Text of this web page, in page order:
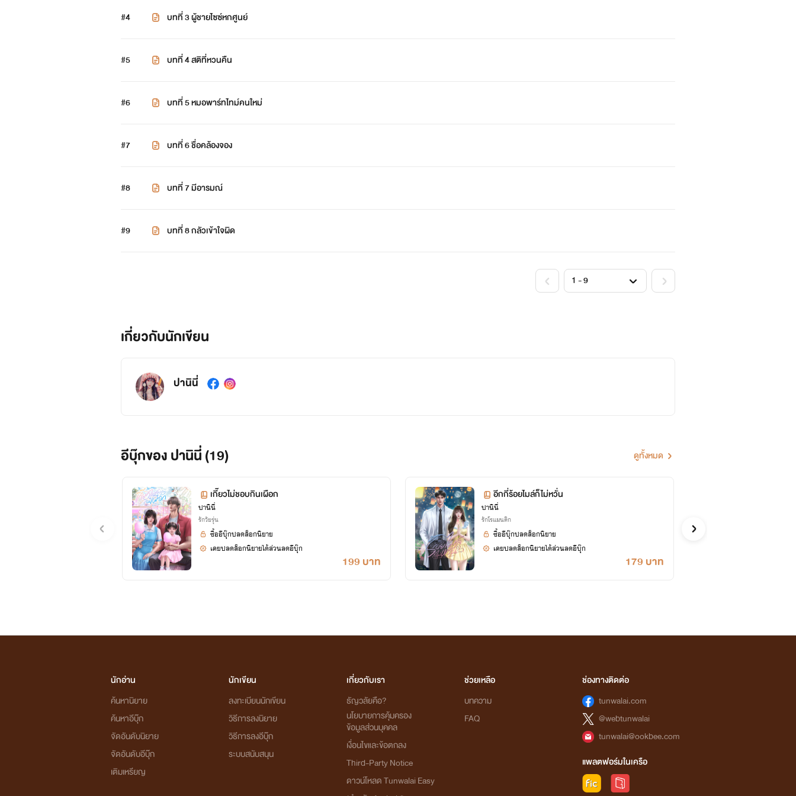
#4 บทที่ 3 ผู้ชายไซซ์หกศูนย์
#5 บทที่ 4 สติที่หวนคืน
#6 บทที่ 5 หมอพาร์ทไทม์คนใหม่
#7 บทที่ 6 ชื่อคล้องจอง
#8 บทที่ 7 มีอารมณ์
#9 บทที่ 8 กลัวเข้าใจผิด
เกี่ยวกับนักเขียน
ปานินี่
อีบุ๊กของ ปานินี่ (19) ดูทั้งหมด
เกี๊ยวไม่ชอบกินเผือก
ปานินี่
รักวัยรุ่น
199 บาท
ซื้ออีบุ๊กปลดล็อกนิยาย
เคยปลดล็อกนิยายได้ส่วนลดอีบุ๊ก
อีกกี่ร้อยไมล์ก็ไม่หวั่น
ปานินี่
รักโรแมนติก
179 บาท
ซื้ออีบุ๊กปลดล็อกนิยาย
เคยปลดล็อกนิยายได้ส่วนลดอีบุ๊ก
นักอ่าน
ค้นหานิยาย
ค้นหาอีบุ๊ก
จัดอันดับนิยาย
จัดอันดับอีบุ๊ก
เติมเหรียญ
นักเขียน
ลงทะเบียนนักเขียน
วิธีการลงนิยาย
วิธีการลงอีบุ๊ก
ระบบสนับสนุน
เกี่ยวกับเรา
ธัญวลัยคือ?
นโยบายการคุ้มครอง
ข้อมูลส่วนบุคคล
เงื่อนไขและข้อตกลง
Third-Party Notice
ดาวน์โหลด Tunwalai Easy
ช่วยเหลือ
บทความ
FAQ
ช่องทางติดต่อ
tunwalai.com
@webtunwalai
tunwalai@ookbee.com
แพลตฟอร์มในเครือ